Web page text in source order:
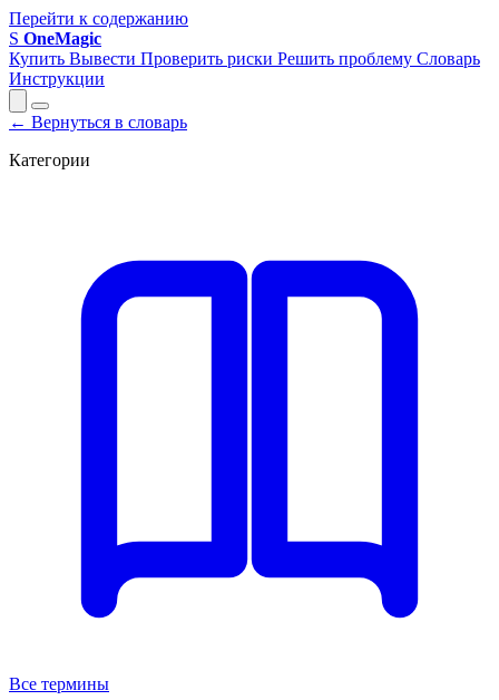
Перейти к содержанию
S OneMagic
Купить Вывести Проверить риски Решить проблему Словарь
Инструкции
← Вернуться в словарь
Категории
Все термины